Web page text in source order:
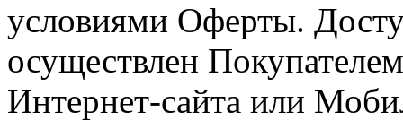
условиями Оферты.
осуществлен
Интернет-сайта или